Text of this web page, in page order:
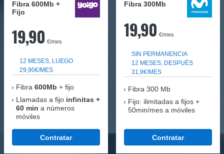
Fibra 600Mb +
Fijo
19,90 €/mes
12 MESES, LUEGO
29,90€/MES
Fibra 600Mb + fijo
Llamadas a fijo infinitas +
60 min a números
móviles
Contratar
Fibra 300Mb
19,90 €/mes
SIN PERMANENCIA
12 MESES, DESPUÉS
31,9€/MES
Fibra 300 Mb
Fijo: ilimitadas a fijos +
50min/mes a móviles
Contratar